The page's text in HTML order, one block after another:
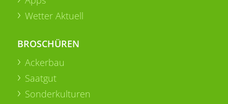
Wetter Aktuell
BROSCHÜREN
Ackerbau
Saatgut
Sonderkulturen